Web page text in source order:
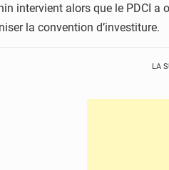
intervient alors que le PDCI
la convention d’investiture.
LA